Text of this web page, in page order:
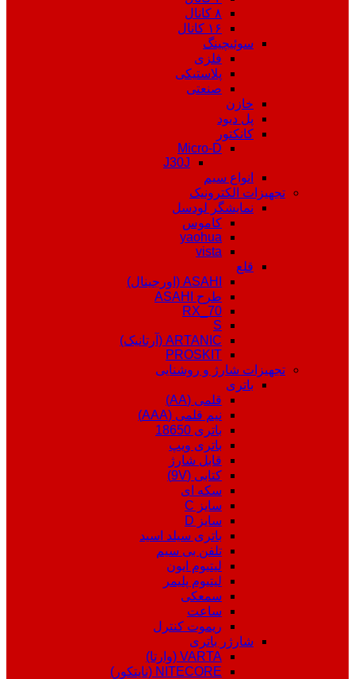
۸ کانال
۱۶ کانال
سوئیچینگ
فلزی
پلاستیکی
صنعتی
خازن
پل دیود
کانکتور
Micro-D
J30J
انواع سیم
تجهیزات الکترونیک
نمایشگر لودسل
کاموس
yaohua
vista
قلع
ASAHI (اورجینال)
طرح ASAHI
RX_70
S
ARTANIC (آرتانیک)
PROSKIT
تجهیزات شارژ و روشنایی
باتری
قلمی (AA)
نیم قلمی (AAA)
باتری 18650
باتری ویپ
قابل شارژ
کتابی (9V)
سکه ای
سایز C
سایز D
باتری سیلد اسید
تلفن بی سیم
لیتیوم ایون
لیتیوم پلیمر
سمعکی
ساعت
ریموت کنترل
شارژر باتری
VARTA (وارتا)
NITECORE (نایتکور)